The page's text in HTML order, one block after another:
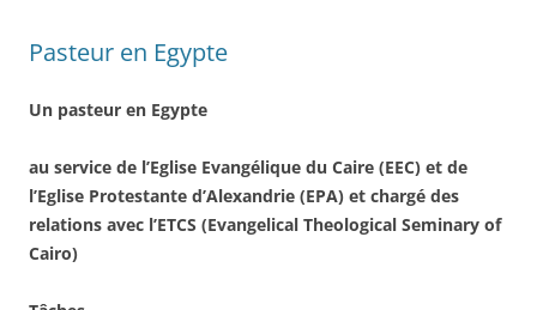
Pasteur en Egypte
Un pasteur en Egypte
au service de l’Eglise Evangélique du Caire (EEC) et de
l’Eglise Protestante d’Alexandrie (EPA) et chargé des
relations avec l’ETCS (Evangelical Theological Seminary of
Cairo)